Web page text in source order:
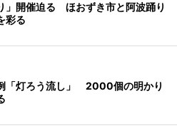
」開催迫る ほおずき市と阿波踊り
彩る
「灯ろう流し」 2000個の明かり